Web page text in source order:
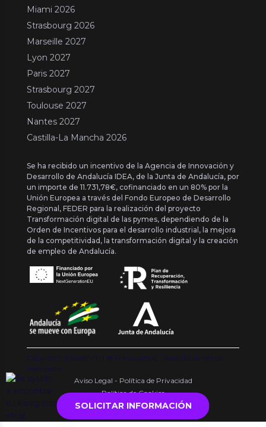
SOLICITAR INFORMACIÓN
Miami 2026
Strasbourg 2026
Marseille 2027
Lyon 2027
Paris 2027
Strasbourg 2027
Toulouse 2027
Nantes 2027
Castilla-La Mancha 2026
Se ha recibido un incentivo de la Agencia de Innovación y
Desarrollo de Andalucía IDEA, de la Junta de Andalucía, por
un importe de 11.731,78€, cofinanciado en un 80% por la
Unión Europea a través del Fondo Europeo de Desarrollo
Regional, FEDER para la realización del proyecto
Transformación digital de las pymes, dependiendo de la
Orden de Incentivos para el desarrollo industrial, la mejora
de la competitividad, la transformación digital y la creación
de empleo de Andalucía.
Copyright {{ date('Y') }} ® Franquishop. Todos los derechos
reservados
Aviso Legal - Política de Privacidad
Política de Cookies